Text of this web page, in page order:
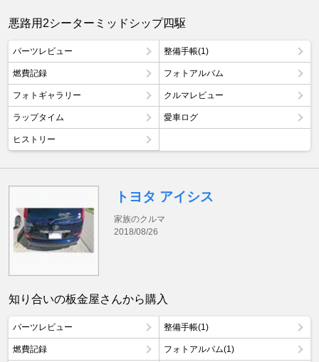
悪路用2シーターミッドシップ四駆
パーツレビュー 整備手帳(1)
燃費記録 フォトアルバム
フォトギャラリー クルマレビュー
ラップタイム 愛車ログ
ヒストリー
トヨタ アイシス
家族のクルマ
2018/08/26
知り合いの板金屋さんから購入
パーツレビュー 整備手帳(1)
燃費記録 フォトアルバム(1)